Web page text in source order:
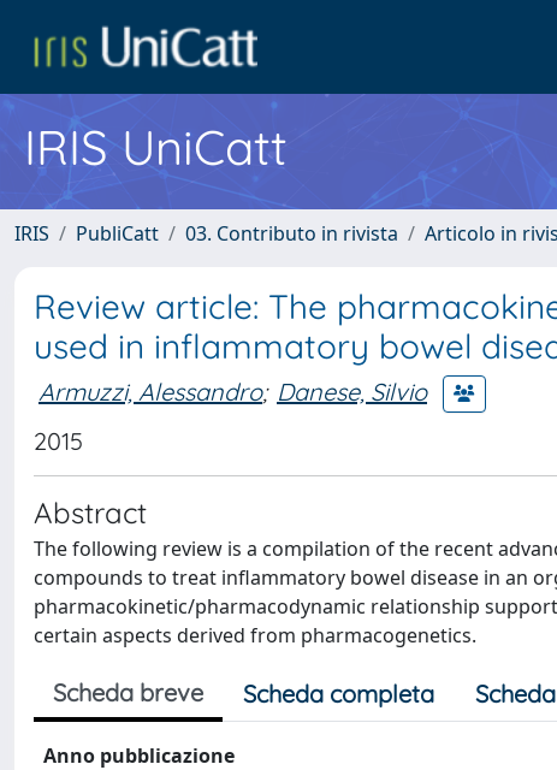
IRIS UniCatt
IRIS PubliCatt 03. Contributo in rivista Articolo in
Review article: The
used in inflammatory bowel
Armuzzi, Alessandro; Danese, Silvio
2015
Abstract
The following review is a compilation of the recent
compounds to treat inflammatory bowel disease in an
pharmacokinetic/pharmacodynamic relationship
certain aspects derived from pharmacogenetics.
Scheda breve Scheda completa
Anno pubblicazione